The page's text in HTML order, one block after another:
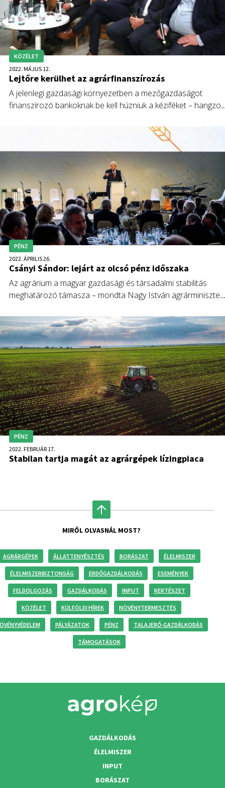
KÖZÉLET
2022. MÁJUS 12.
Lejtőre kerülhet az agrárfinanszírozás
A jelenlegi gazdasági környezetben a mezőgazdaságot
finanszírozó bankoknak be kell húzniuk a kéziféket –
agrárfinanszírozási kerekasztal-beszélgetésén.
PÉNZ
2022. ÁPRILIS 26.
Csányi Sándor: lejárt az olcsó pénz időszaka
Az agrárium a magyar gazdasági és társadalmi stabilitás
meghatározó támasza – mondta Nagy István agrárminiszter
eseményen, ahol Csányi Sándor, a bank vezetője arról
beszélt, hogy drágul a finanszírozás, de van forrrás.
PÉNZ
2022. FEBRUÁR 17.
Stabilan tartja magát az agrárgépek lízingpiaca
MIRŐL OLVASNÁL MOST?
AGRÁRGÉPEK ÁLLATTENYÉSZTÉS BORÁSZAT ÉLELMISZER
ÉLELMISZERBIZTONSÁG ERDŐGAZDÁLKODÁS ESEMÉNYEK
FELDOLGOZÁS GAZDÁLKODÁS INPUT KERTÉSZET
KÖZÉLET KÜLFÖLDI HÍREK NÖVÉNYTERMESZTÉS
PÁLYÁZATOK PÉNZ TALAJERŐ-GAZDÁLKODÁS
TÁMOGATÁSOK
GAZDÁLKODÁS
ÉLELMISZER
INPUT
BORÁSZAT